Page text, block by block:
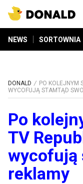
NEWS SORTOWNIA
DONALD
PO KOLEJNYM
WYCOFUJĄ STAMTĄD
Po
TV
wycofują
reklamy